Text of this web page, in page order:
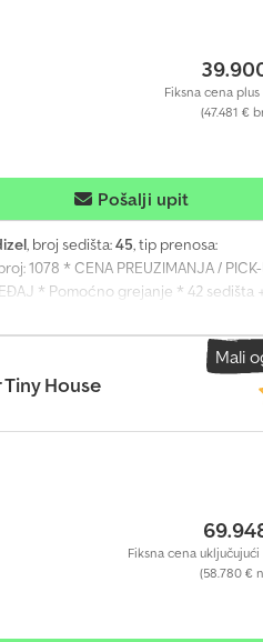
i insistiramo na vizuelnoj
su u bilo kom terminu po dogovoru i
Kupac je dužan da se lično uveri u
Fiksna cena plus
(47.481 €
Pošalji upit
, broj sedišta:45, tip prenosa:
1078 * CENA PREUZIMANJA /
* Pomoćno grejanje * 42 sedišta
kolica * Lift za invalidska
vozilo * Vozilo može biti u upotrebi
Tpepfx Abyok * Upućujemo na naše
Mali
House
Fiksna cena uključujući
(58.780 €